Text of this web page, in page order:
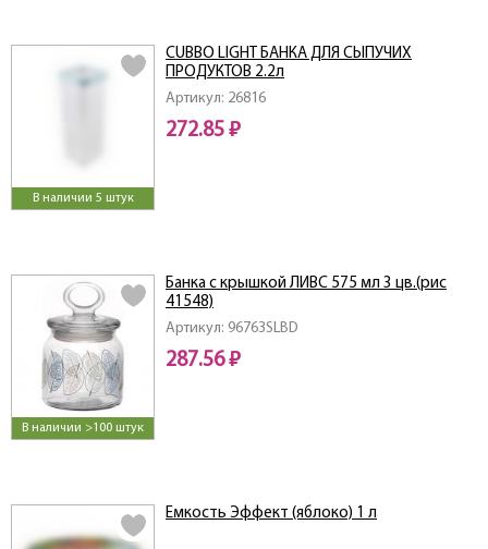
В наличии 5 штук
Артикул: 26816
CUBBO LIGHT БАНКА ДЛЯ СЫПУЧИХ
ПРОДУКТОВ 2.2л
272.85 ₽
В наличии >100 штук
Артикул: 96763SLBD
Банка с крышкой ЛИВС 575 мл 3 цв.(рис
41548)
287.56 ₽
Емкость Эффект (яблоко) 1 л